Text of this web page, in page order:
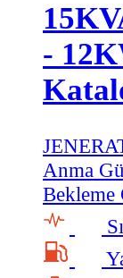
-
Anma
Bekleme